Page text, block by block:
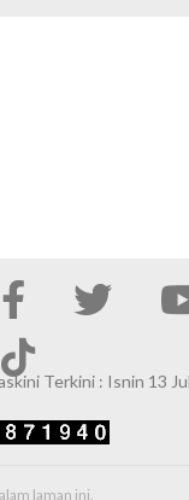
Terkini : Isnin 13
laman ini.